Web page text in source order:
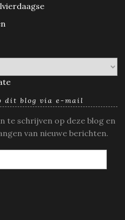
dit blog via e-mail
te schrijven op deze blog en
van nieuwe berichten.